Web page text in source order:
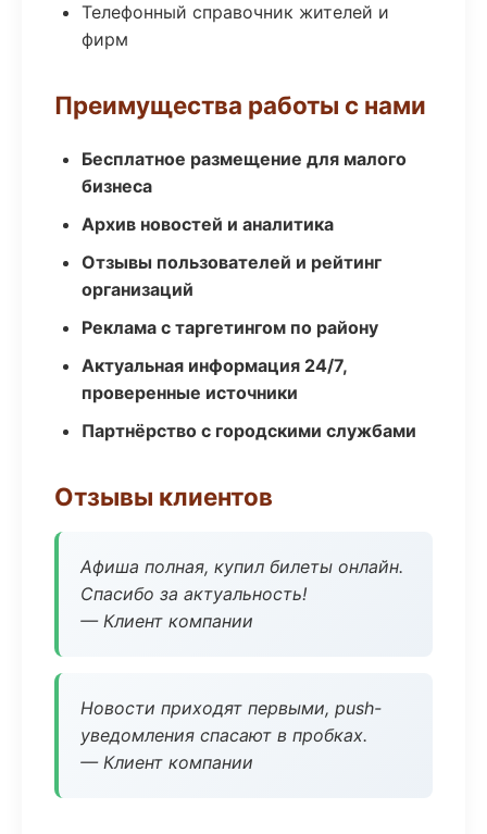
Телефонный справочник жителей и
фирм
Преимущества работы с нами
Бесплатное размещение для малого
бизнеса
Архив новостей и аналитика
Отзывы пользователей и рейтинг
организаций
Реклама с таргетингом по району
Актуальная информация 24/7,
проверенные источники
Партнёрство с городскими службами
Отзывы клиентов
Афиша полная, купил билеты онлайн.
Спасибо за актуальность!
— Клиент компании
Новости приходят первыми, push-
уведомления спасают в пробках.
— Клиент компании